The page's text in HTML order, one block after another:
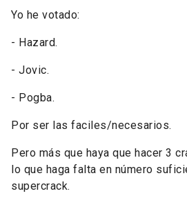
Yo he votado:
- Hazard.
- Jovic.
- Pogba.
Por ser las faciles/necesarios.
Pero más que haya que hacer 3
lo que haga falta en número
supercrack.